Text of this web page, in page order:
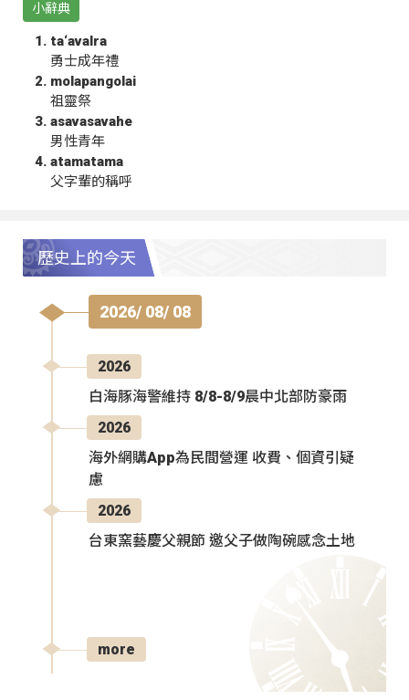
小辭典
ta‘avalra
勇士成年禮
molapangolai
祖靈祭
asavasavahe
男性青年
atamatama
父字輩的稱呼
歷史上的今天
2026/ 08/ 08
2026
白海豚海警維持 8/8-8/9晨中北部防豪雨
2026
海外網購App為民間營運 收費、個資引疑
慮
2026
台東窯藝慶父親節 邀父子做陶碗感念土地
more